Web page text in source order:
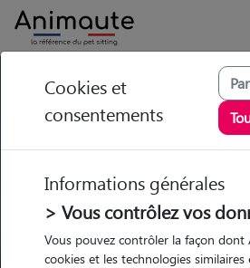
GARDE ANIMAUX à Heillecourt :
ou à domicile, visites et
Trouvez une garde
Heillecourt
Parmi nos 7 pet-sitters
Heillecourt
Cookies et
consentements
Informations générales
> Vous contrôlez vos
Vous pouvez contrôler la façon dont
cookies et les technologies